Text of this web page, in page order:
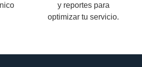
y reportes para
optimizar tu servicio.